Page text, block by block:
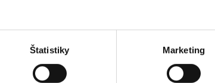
Štatistiky Marketing